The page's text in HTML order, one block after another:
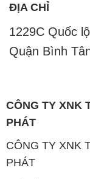
ĐỊA CHỈ
1229C Quốc
Quận Bình
CÔNG TY XNK
PHÁT
CÔNG TY XNK
PHÁT